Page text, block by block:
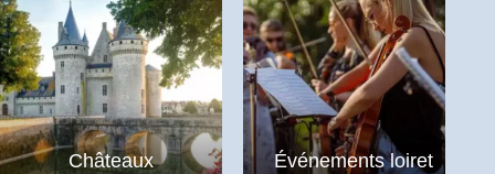
Châteaux Événements loiret